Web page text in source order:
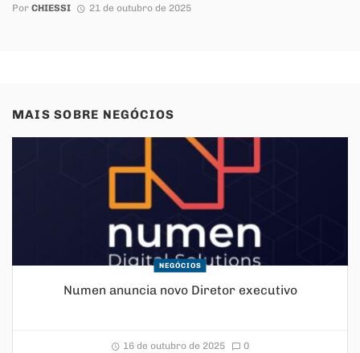
Por CHIESSI 21 de outubro de 2025
MAIS SOBRE NEGÓCIOS
NEGÓCIOS
Numen anuncia novo Diretor executivo
16 de outubro de 2025 0